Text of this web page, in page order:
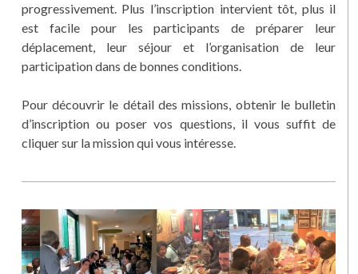
progressivement. Plus l’inscription intervient tôt, plus il
est facile pour les participants de préparer leur
déplacement, leur séjour et l’organisation de leur
participation dans de bonnes conditions.
Pour découvrir le détail des missions, obtenir le bulletin
d’inscription ou poser vos questions, il vous suffit de
cliquer sur la mission qui vous intéresse.